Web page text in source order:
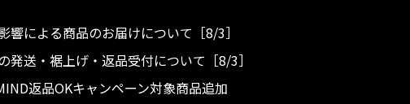
響による商品のお届けについて［8/3］
発送・裾上げ・返品受付について［8/3］
返品OKキャンペーン対象商品追加